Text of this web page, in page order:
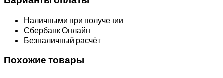
Наличными при получении
Сбербанк Онлайн
Безналичный расчёт
Похожие товары